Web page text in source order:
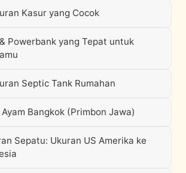
Kasur yang Cocok
Powerbank yang Tepat untuk
Septic Tank Rumahan
Bangkok (Primbon Jawa)
Sepatu: Ukuran US Amerika ke